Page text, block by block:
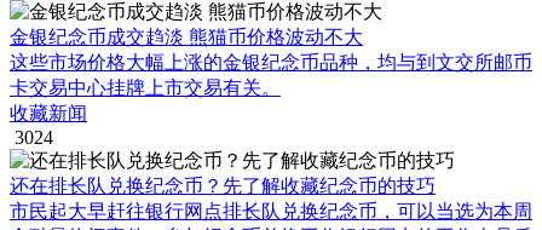
金银纪念币成交趋淡 熊猫币价格波动不大
这些市场价格大幅上涨的金银纪念币品种，均与到文交所邮币
卡交易中心挂牌上市交易有关。
收藏新闻
3024
还在排长队兑换纪念币？先了解收藏纪念币的技巧
市民起大早赶往银行网点排长队兑换纪念币，可以当选为本周